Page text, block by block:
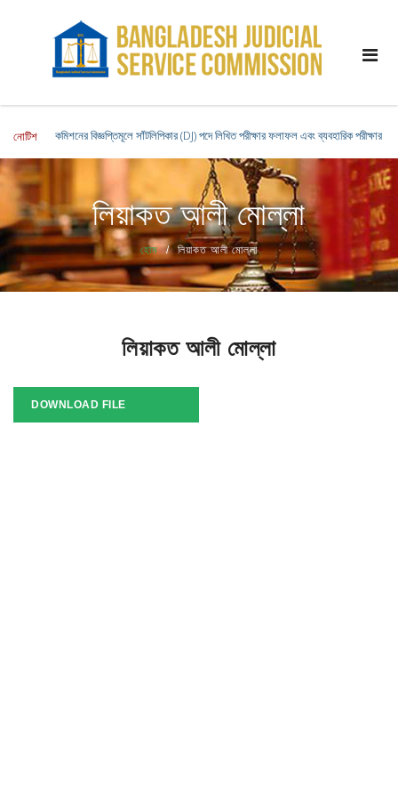
নোটিশ কমিশনের বিজ্ঞপ্তিমূলে সাঁটলিপিকার (DJ) পদে লিখিত পরীক্ষার ফলাফল এবং ব্যবহারিক পরীক্ষার
লিয়াকত আলী মোল্লা
হোম লিয়াকত আলী মোল্লা
লিয়াকত আলী মোল্লা
DOWNLOAD FILE